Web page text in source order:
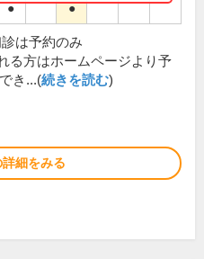
● ●
は予約のみ
る方はホームページより予
き...(続きを読む)
細をみる